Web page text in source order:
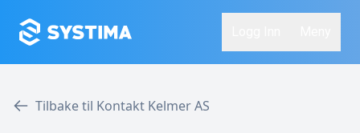
Tilbake til Kontakt Kelmer AS